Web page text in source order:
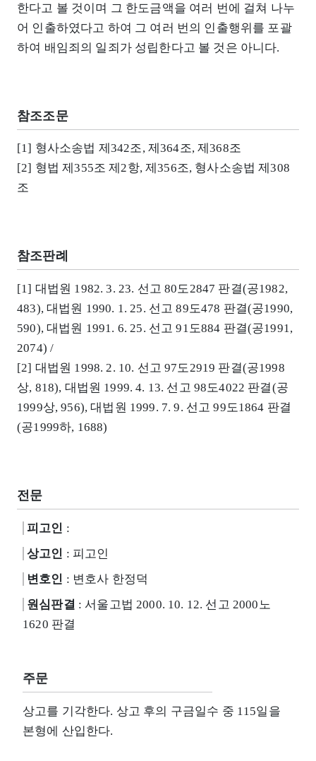
한다고 볼 것이며 그 한도금액을 여러 번에 걸쳐 나누
어 인출하였다고 하여 그 여러 번의 인출행위를 포괄
하여 배임죄의 일죄가 성립한다고 볼 것은 아니다.
참조조문
[1] 형사소송법 제342조, 제364조, 제368조
[2] 형법 제355조 제2항, 제356조, 형사소송법 제308
조
참조판례
[1] 대법원 1982. 3. 23. 선고 80도2847 판결(공1982,
483), 대법원 1990. 1. 25. 선고 89도478 판결(공1990,
590), 대법원 1991. 6. 25. 선고 91도884 판결(공1991,
2074) /
[2] 대법원 1998. 2. 10. 선고 97도2919 판결(공1998
상, 818), 대법원 1999. 4. 13. 선고 98도4022 판결(공
1999상, 956), 대법원 1999. 7. 9. 선고 99도1864 판결
(공1999하, 1688)
전문
피고인 :
상고인 : 피고인
변호인 : 변호사 한정덕
원심판결 : 서울고법 2000. 10. 12. 선고 2000노
1620 판결
주문
상고를 기각한다. 상고 후의 구금일수 중 115일을
본형에 산입한다.